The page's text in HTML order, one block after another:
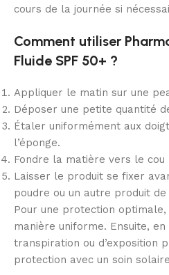
cours de la journée si
Comment utiliser
Fluide SPF 50+ ?
Appliquer le matin sur une
Déposer une petite quantité
Étaler uniformément aux
l’éponge.
Fondre la matière vers le
Laisser le produit se fixer
poudre ou un autre produit de
Pour une protection
manière uniforme. Ensuite,
transpiration ou d’exposition
protection avec un soin